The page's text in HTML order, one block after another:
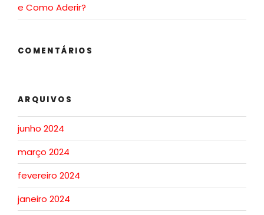
e Como Aderir?
COMENTÁRIOS
ARQUIVOS
junho 2024
março 2024
fevereiro 2024
janeiro 2024